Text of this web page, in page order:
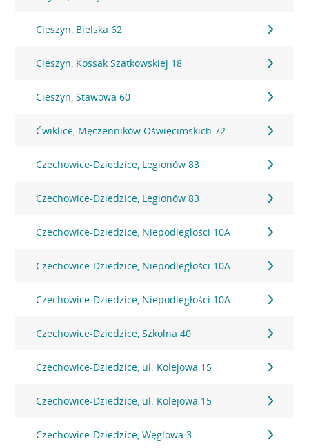
Cieszyn, Bielska 62
Cieszyn, Kossak Szatkowskiej 18
Cieszyn, Stawowa 60
Ćwiklice, Męczenników Oświęcimskich 72
Czechowice-Dziedzice, Legionów 83
Czechowice-Dziedzice, Legionów 83
Czechowice-Dziedzice, Niepodległości 10A
Czechowice-Dziedzice, Niepodległości 10A
Czechowice-Dziedzice, Niepodległości 10A
Czechowice-Dziedzice, Szkolna 40
Czechowice-Dziedzice, ul. Kolejowa 15
Czechowice-Dziedzice, ul. Kolejowa 15
Czechowice-Dziedzice, Węglowa 3